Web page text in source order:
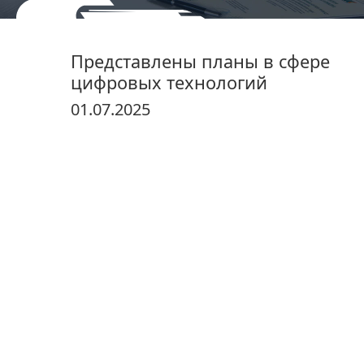
sertifikatlashtirish markazi
Представлены планы в сфере
цифровых технологий
01.07.2025